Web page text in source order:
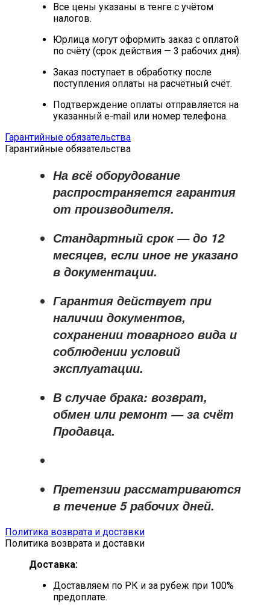
Все цены указаны в тенге с учётом
налогов.
Юрлица могут оформить заказ с оплатой
по счёту (срок действия — 3 рабочих дня).
Заказ поступает в обработку после
поступления оплаты на расчётный счёт.
Подтверждение оплаты отправляется на
указанный e-mail или номер телефона.
Гарантийные обязательства
Гарантийные обязательства
На всё оборудование
распространяется гарантия
от производителя.
Стандартный срок — до 12
месяцев, если иное не указано
в документации.
Гарантия действует при
наличии документов,
сохранении товарного вида и
соблюдении условий
эксплуатации.
В случае брака: возврат,
обмен или ремонт —за счёт
Продавца.
Претензии рассматриваются
в течение 5 рабочих дней.
Политика возврата и доставки
Политика возврата и доставки
Доставка:
Доставляем по РК и за рубеж при 100%
предоплате.